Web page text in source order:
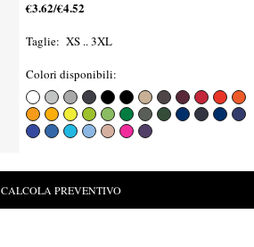
€3.62/€4.52
Taglie: XS .. 3XL
Colori disponibili:
CALCOLA PREVENTIVO